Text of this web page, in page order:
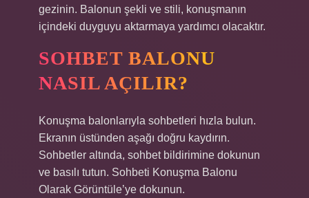
gezinin. Balonun şekli ve stili, konuşmanın
içindeki duyguyu aktarmaya yardımcı olacaktır.
SOHBET BALONU
NASIL AÇILIR?
Konuşma balonlarıyla sohbetleri hızla bulun.
Ekranın üstünden aşağı doğru kaydırın.
Sohbetler altında, sohbet bildirimine dokunun
ve basılı tutun. Sohbeti Konuşma Balonu
Olarak Görüntüle’ye dokunun.